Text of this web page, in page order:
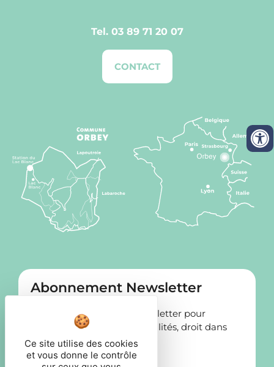
Tel. 03 89 71 20 07
CONTACT
Abonnement Newsletter
Abonnez-vous à notre newsletter pour
recevoir nos dernières actualités, droit dans
votre boîte mail!
Ce site utilise des cookies
et vous donne le contrôle